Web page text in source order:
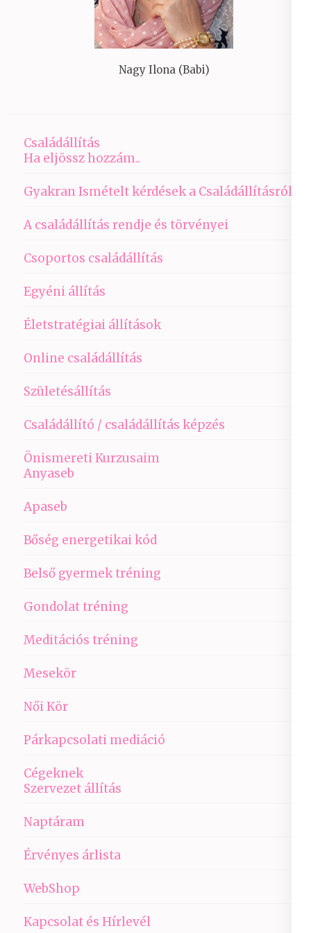
Nagy Ilona (Babi)
Családállítás
Ha eljössz hozzám..
Gyakran Ismételt kérdések a Családállításról
A családállítás rendje és törvényei
Csoportos családállítás
Egyéni állítás
Életstratégiai állítások
Online családállítás
Születésállítás
Családállító / családállítás képzés
Önismereti Kurzusaim
Anyaseb
Apaseb
Bőség energetikai kód
Belső gyermek tréning
Gondolat tréning
Meditációs tréning
Mesekör
Női Kör
Párkapcsolati mediáció
Cégeknek
Szervezet állítás
Naptáram
Érvényes árlista
WebShop
Kapcsolat és Hírlevél